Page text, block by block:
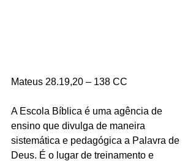
Mateus 28.19,20 – 138 CC
A Escola Bíblica é uma agência de
ensino que divulga de maneira
sistemática e pedagógica a Palavra de
Deus. É o lugar de treinamento e